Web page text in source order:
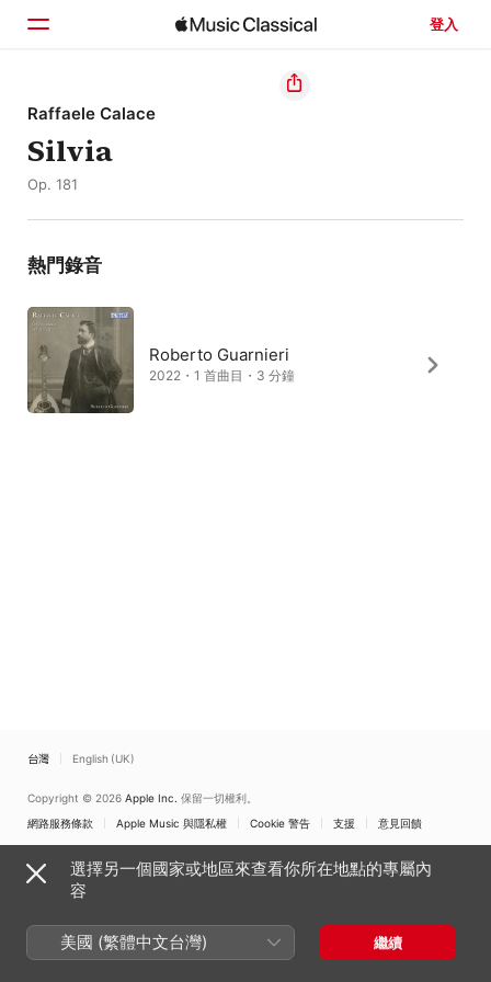
登入
首頁
瀏覽
Raffaele Calace
Silvia
Op. 181
熱門錄音
Roberto Guarnieri
2022・1 首曲目・3 分鐘
台灣 English (UK)
Copyright © 2026 Apple Inc. 保留一切權利。
網路服務條款
Apple Music 與隱私權 Cookie 警告 支援 意見回饋
選擇另一個國家或地區來查看你所在地點的專屬內
容
美國 (繁體中文台灣) 繼續